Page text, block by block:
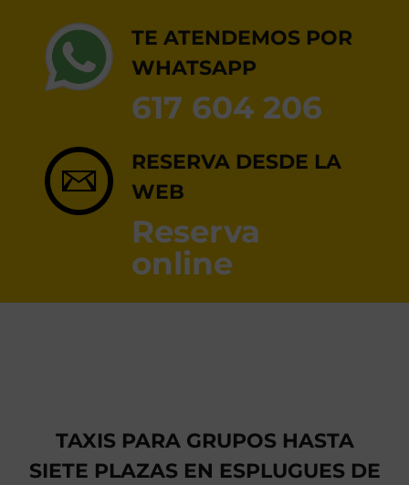
TE ATENDEMOS POR
WHATSAPP
617 604 206
RESERVA DESDE LA
WEB
Reserva
online
TAXIS PARA GRUPOS HASTA
SIETE PLAZAS EN ESPLUGUES DE